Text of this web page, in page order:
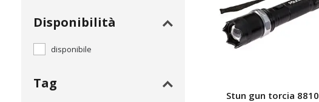
Stun gun torcia 8810
Disponibilità
disponibile
Tag